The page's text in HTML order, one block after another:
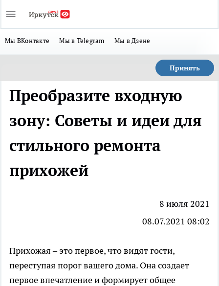
Мы ВКонтакте Мы в Telegram Мы в Дзене
Принять
Преобразите входную
зону: Советы и идеи для
стильного ремонта
прихожей
8 июля 2021
08.07.2021 08:02
Прихожая – это первое, что видят гости,
переступая порог вашего дома. Она создает
первое впечатление и формирует общее